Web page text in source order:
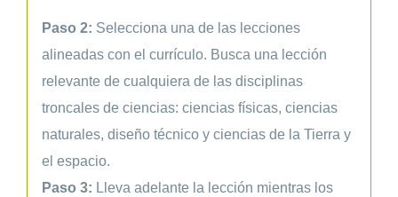
Paso 2: Selecciona una de las lecciones
alineadas con el currículo. Busca una lección
relevante de cualquiera de las disciplinas
troncales de ciencias: ciencias físicas, ciencias
naturales, diseño técnico y ciencias de la Tierra y
el espacio.
Paso 3: Lleva adelante la lección mientras los